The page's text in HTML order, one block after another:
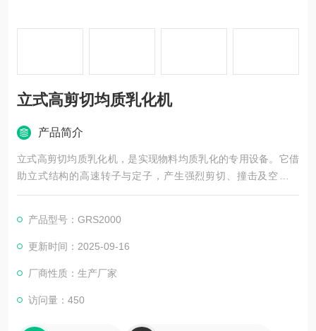
立式高剪切均质乳化机
产品简介
立式高剪切均质乳化机，是实现物料均质乳化的专用设备。它借
助立式结构的高速转子与定子，产生强烈剪切、撞击及空化效
应，快速打破物料团聚，实现油相、水相的均匀混合与乳化，精
还能保障产品稳定性与一致性。
产品型号：GRS2000
更新时间：2025-09-16
厂商性质：生产厂家
访问量：450